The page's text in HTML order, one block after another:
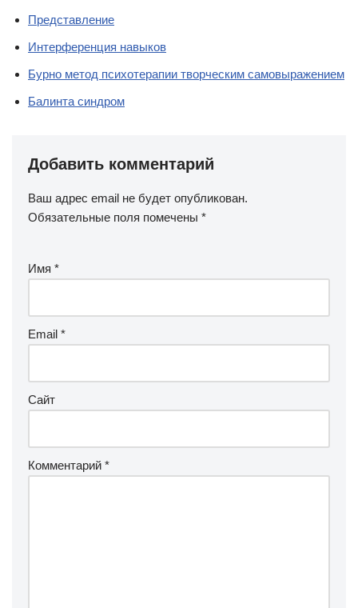
Представление
Интерференция навыков
Бурно метод психотерапии творческим самовыражением
Балинта синдром
Добавить комментарий
Ваш адрес email не будет опубликован.
Обязательные поля помечены *
Имя *
Email *
Сайт
Комментарий *